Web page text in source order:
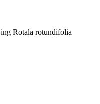
Rotala rotundifolia